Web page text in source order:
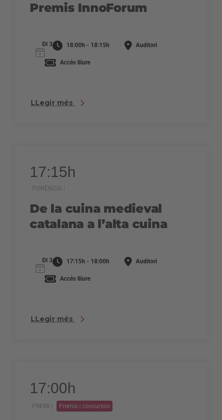
Premis InnoForum
Dl 3 18:00h - 18:15h Auditori
Accés lliure
LLegir més
17:15h
PONÈNCIA |
De la cuina medieval
catalana a l’alta cuina
Dl 3 17:15h - 18:00h Auditori
Accés lliure
LLegir més
17:00h
PREMI | Premis i concursos